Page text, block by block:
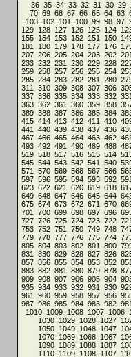
29
30
31
32
33
34
35
36
63
64
65
66
67
68
69
70
97
98
99
100
101
102
103
124
125
126
127
128
129
150
151
152
153
154
155
176
177
178
179
180
181
201
202
203
204
205
206
207
228
229
230
231
232
233
254
255
256
257
258
259
280
281
282
283
284
285
306
307
308
309
310
311
331
332
333
334
335
336
337
358
359
360
361
362
363
384
385
386
387
388
389
410
411
412
413
414
415
436
437
438
439
440
441
461
462
463
464
465
466
467
488
489
490
491
492
493
514
515
516
517
518
519
540
541
542
543
544
545
566
567
568
569
570
571
591
592
593
594
595
596
597
618
619
620
621
622
623
644
645
646
647
648
649
670
671
672
673
674
675
696
697
698
699
700
701
721
722
723
724
725
726
727
748
749
750
751
752
753
774
775
776
777
778
779
800
801
802
803
804
805
826
827
828
829
830
831
851
852
853
854
855
856
857
878
879
880
881
882
883
904
905
906
907
908
909
930
931
932
933
934
935
956
957
958
959
960
961
981
982
983
984
985
986
987
1006
1007
1008
1009
1010
1027
1028
1029
1030
1047
1048
1049
1050
1067
1068
1069
1070
1087
1088
1089
1090
1107
1108
1109
1110